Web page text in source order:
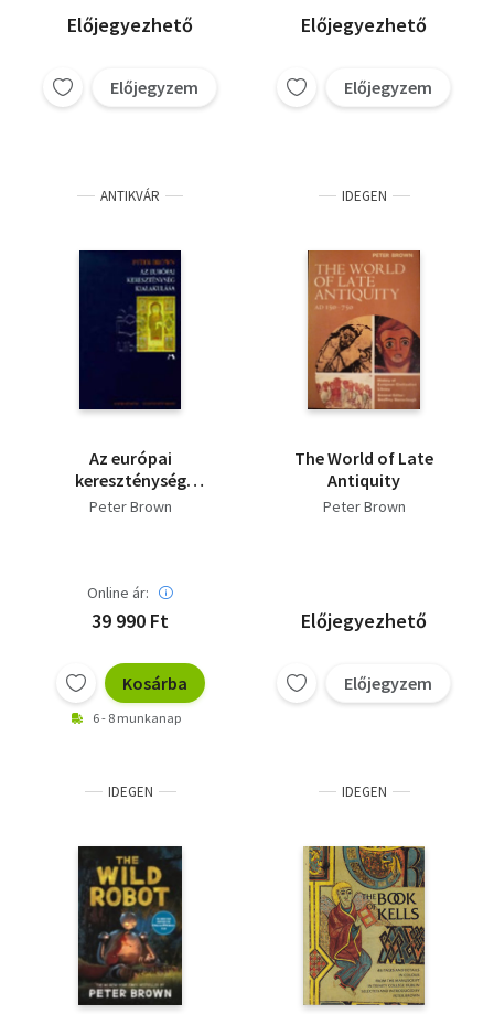
Előjegyezhető
Előjegyzem
Előjegyezhető
Előjegyzem
ANTIKVÁR
Az európai
kereszténység
kialakulása 200-1000.
Peter Brown
Online ár:
39 990 Ft
Kosárba
6 - 8 munkanap
IDEGEN
The World of Late
Antiquity
Peter Brown
Előjegyezhető
Előjegyzem
IDEGEN IDEGEN